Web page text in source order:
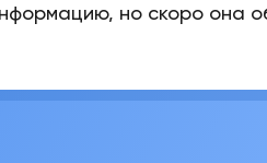
но скоро она